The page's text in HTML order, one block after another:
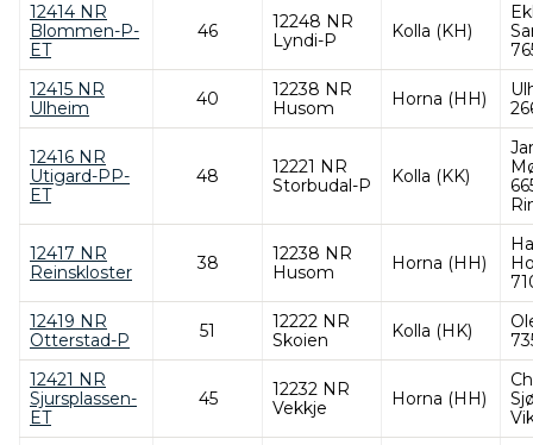
12414 NR
Blommen-P-
ET
46
12248 NR
Lyndi-P
Kolla (KH)
12415 NR
Ulheim
40
12238 NR
Husom
Horna (HH)
12416 NR
Utigard-PP-
ET
48
12221 NR
Storbudal-P
Kolla (KK)
12417 NR
Reinskloster
38
12238 NR
Husom
Horna (HH)
12419 NR
Otterstad-P
51
12222 NR
Skoien
Kolla (HK)
12421 NR
Sjursplassen-
ET
45
12232 NR
Vekkje
Horna (HH)